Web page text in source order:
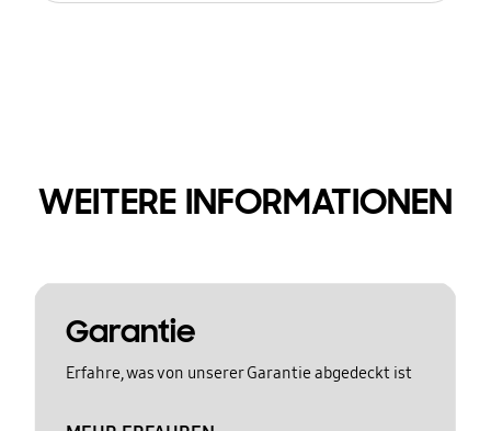
WEITERE INFORMATIONEN
Garantie
Erfahre, was von unserer Garantie abgedeckt ist